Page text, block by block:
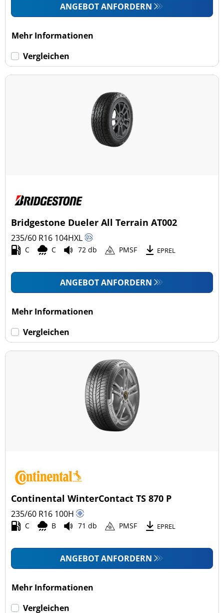
ANGEBOT ANFORDERN
Mehr Informationen
Vergleichen
Bridgestone Dueler All Terrain AT002
235/60 R16 104HXL
C C 72 db PMSF EPREL
ANGEBOT ANFORDERN
Mehr Informationen
Vergleichen
Continental WinterContact TS 870 P
235/60 R16 100H
C B 71 db PMSF EPREL
ANGEBOT ANFORDERN
Mehr Informationen
Vergleichen